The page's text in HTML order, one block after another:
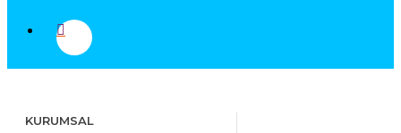
KURUMSAL